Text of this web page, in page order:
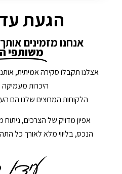
הגעת
אנחנו מזמינים
משותפי
אצלנו תקבלו סקירה אמיתית,
היכרות
הלקוחות המרוצים שלנו הם
אפיון מדויק של הצרכים,
הנכס, בליווי מלא לאורך כל